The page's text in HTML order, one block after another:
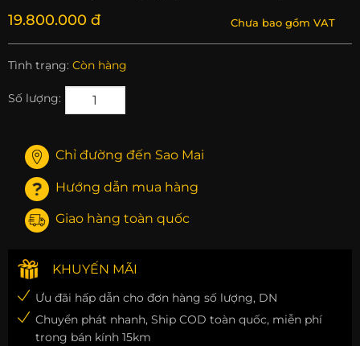
19.800.000 đ Chưa bao gồm VAT
Tình trạng: Còn hàng
Số lượng:
Chỉ đường đến Sao Mai
Hướng dẫn mua hàng
Giao hàng toàn quốc
KHUYẾN MÃI
Ưu đãi hấp dẫn cho đơn hàng số lượng, DN
Chuyển phát nhanh, Ship COD toàn quốc, miễn phí
trong bán kính 15km